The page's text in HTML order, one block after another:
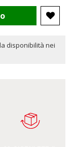
disponibilità nei